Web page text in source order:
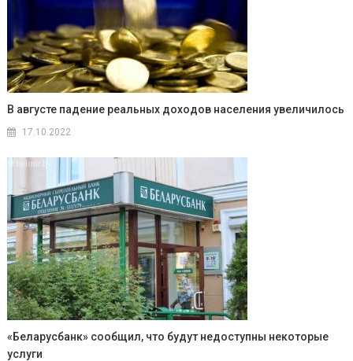
В августе падение реальных доходов населения увеличилось
17.10.2022
«Беларусбанк» сообщил, что будут недоступны некоторые
услуги